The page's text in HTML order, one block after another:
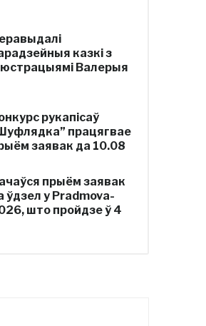
казкі з
Валерыя
рукапісаў
працягвае
заявак да 10.08
прыём заявак
ўдзел у Pradmova-
што пройдзе ў 4